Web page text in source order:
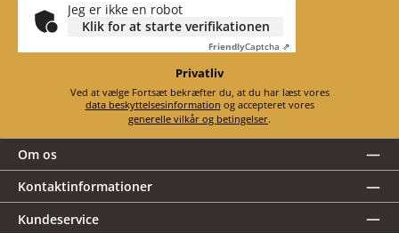
Jeg er ikke en robot
Klik for at starte verifikationen
FriendlyCaptcha ⇗
Privatliv
Ved at vælge Fortsæt bekræfter du, at du har læst vores
data beskyttelsesinformation
og accepteret vores
generelle vilkår og betingelser.
Om os
Kontaktinformationer
Kundeservice